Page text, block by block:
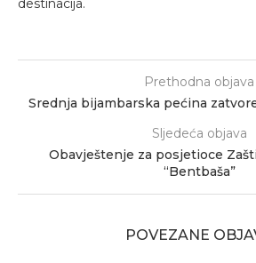
destinacija.
Prethodna objava
Srednja bijambarska pećina
Sljedeća objava
Obavještenje za posjetioce
“Bentbaša”
POVEZANE